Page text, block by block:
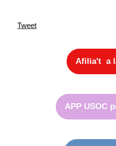
Tweet
Afilia't a
APP USOC